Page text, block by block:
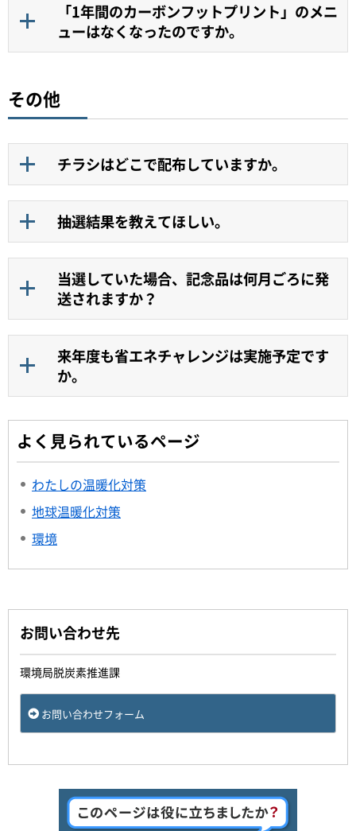
「1年間のカーボンフットプリント」のメニ
ューはなくなったのですか。
その他
チラシはどこで配布していますか。
抽選結果を教えてほしい。
当選していた場合、記念品は何月ごろに発
送されますか？
来年度も省エネチャレンジは実施予定です
か。
よく見られているページ
わたしの温暖化対策
地球温暖化対策
環境
お問い合わせ先
環境局脱炭素推進課
お問い合わせフォーム